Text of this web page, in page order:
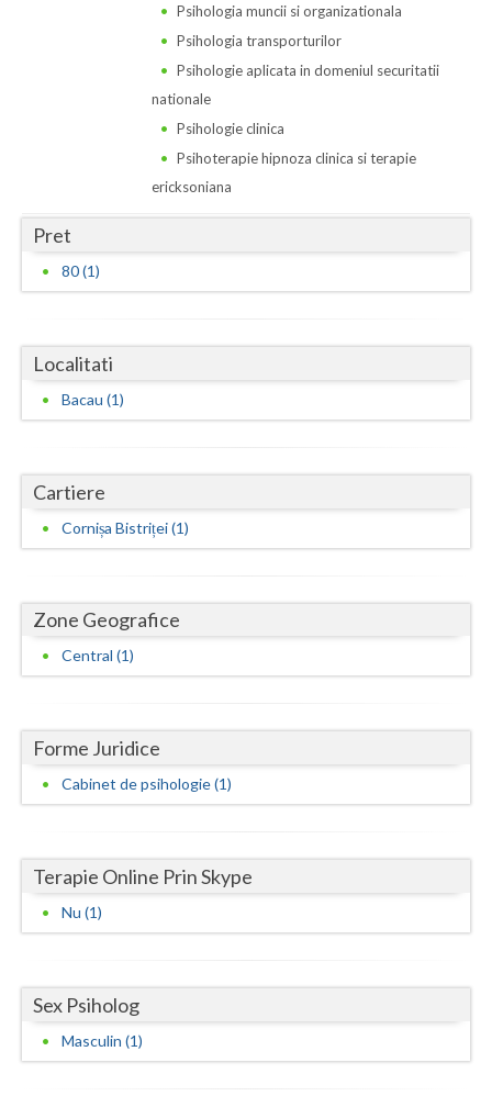
Hunedoara
Ialomita
Ilfov
Maramures
Mures
Neamt
Prahova
Sibiu
Timis
Tulcea
Vaslui
Vrancea
Psihologia muncii si organizationala
Psihologia transporturilor
Psihologie aplicata in domeniul securitatii
nationale
Psihologie clinica
Psihoterapie hipnoza clinica si terapie
ericksoniana
Pret
80 (1)
Localitati
Bacau (1)
Cartiere
Cornișa Bistriței (1)
Zone Geografice
Central (1)
Forme Juridice
Cabinet de psihologie (1)
Terapie Online Prin Skype
Nu (1)
Sex Psiholog
Masculin (1)